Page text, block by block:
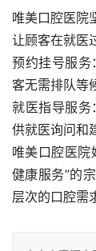
唯美口腔医院
让顾客在就医
预约挂号服务
客无需排队等
就医指导服务
供就医询问和
唯美口腔医院
健康服务”的
层次的口腔需